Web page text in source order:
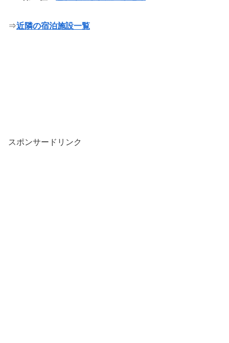
⇒近隣の宿泊施設一覧
スポンサードリンク